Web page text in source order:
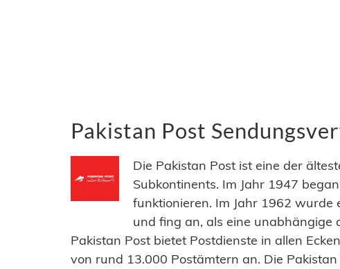
Pakistan Post
Die Pakistan Post ist eine der
Subkontinents. Im Jahr 1947
funktionieren. Im Jahr 1962 wurde
und fing an, als eine unabhängige
Pakistan Post bietet Postdienste in allen
von rund 13.000 Postämtern an. Die